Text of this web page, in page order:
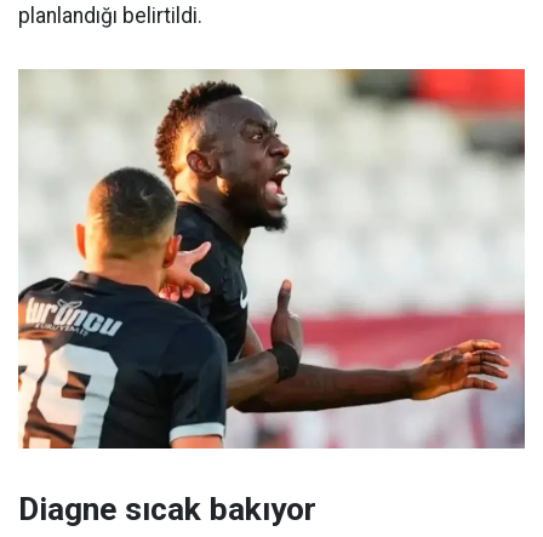
planlandığı belirtildi.
Diagne sıcak bakıyor